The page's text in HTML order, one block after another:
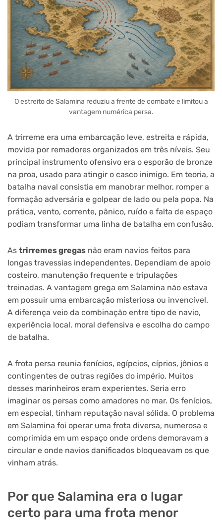
O estreito de Salamina reduziu a frente de combate e limitou a
vantagem numérica persa.
A trirreme era uma embarcação leve, estreita e rápida,
movida por remadores organizados em três níveis. Seu
principal instrumento ofensivo era o esporão de bronze
na proa, usado para atingir o casco inimigo. Em teoria, a
batalha naval consistia em manobrar melhor, romper a
formação adversária e golpear de lado ou pela popa. Na
prática, vento, corrente, pânico, ruído e falta de espaço
podiam transformar uma linha de batalha em confusão.
As trirremes gregas não eram navios feitos para
longas travessias independentes. Dependiam de apoio
costeiro, manutenção frequente e tripulações
treinadas. A vantagem grega em Salamina não estava
em possuir uma embarcação misteriosa ou invencível.
A diferença veio da combinação entre tipo de navio,
experiência local, moral defensiva e escolha do campo
de batalha.
A frota persa reunia fenícios, egípcios, cíprios, jônios e
contingentes de outras regiões do império. Muitos
desses marinheiros eram experientes. Seria erro
imaginar os persas como amadores no mar. Os fenícios,
em especial, tinham reputação naval sólida. O problema
em Salamina foi operar uma frota diversa, numerosa e
comprimida em um espaço onde ordens demoravam a
circular e onde navios danificados bloqueavam os que
vinham atrás.
Por que Salamina era o lugar
certo para uma frota menor